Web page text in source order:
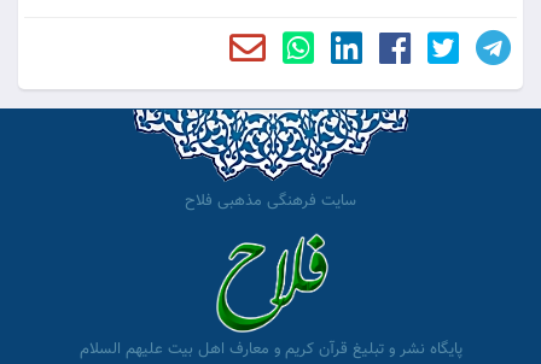
سایت فرهنگی مذهبی فلاح
پایگاه نشر و تبلیغ قرآن کریم و معارف اهل بیت علیهم السلام